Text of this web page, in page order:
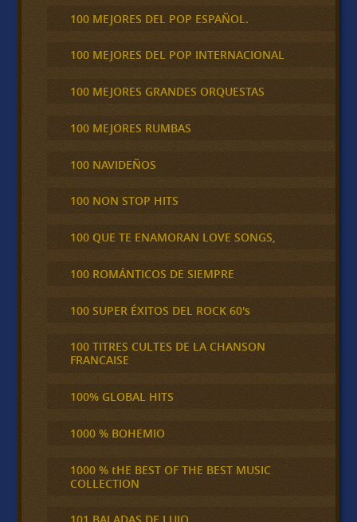
100 MEJORES DEL POP ESPAÑOL.
100 MEJORES DEL POP INTERNACIONAL
100 MEJORES GRANDES ORQUESTAS
100 MEJORES RUMBAS
100 NAVIDEÑOS
100 NON STOP HITS
100 QUE TE ENAMORAN LOVE SONGS,
100 ROMÁNTICOS DE SIEMPRE
100 SUPER ÉXITOS DEL ROCK 60's
100 TITRES CULTES DE LA CHANSON
FRANCAISE
100% GLOBAL HITS
1000 % BOHEMIO
1000 % tHE BEST OF THE BEST MUSIC
COLLECTION